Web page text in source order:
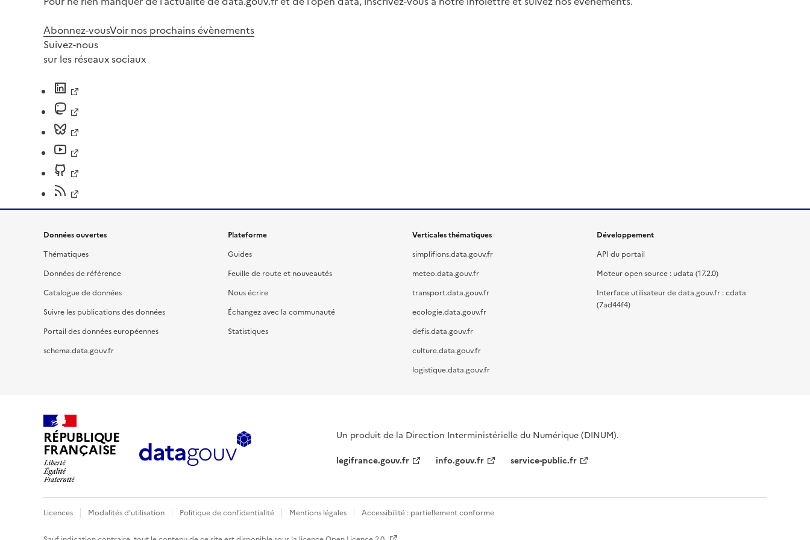
Abonnez-vousVoir nos prochains évènements
Suivez-nous
sur les réseaux sociaux
Données ouvertes
Thématiques
Données de référence
Catalogue de données
Suivre les publications des données
Portail des données européennes
schema.data.gouv.fr
Plateforme
Guides
Feuille de route et nouveautés
Nous écrire
Échangez avec la communauté
Statistiques
Verticales thématiques
simplifions.data.gouv.fr
meteo.data.gouv.fr
transport.data.gouv.fr
ecologie.data.gouv.fr
defis.data.gouv.fr
culture.data.gouv.fr
logistique.data.gouv.fr
Développement
API du portail
Moteur open source : udata (17.2.0)
Interface utilisateur de data.gouv.fr : cdata
(7ad44f4)
RÉPUBLIQUE
FRANÇAISE
Un produit de la Direction Interministérielle du Numérique (DINUM).
legifrance.gouv.fr
info.gouv.fr service-public.fr
Licences Modalités d'utilisation Politique de confidentialité Mentions légales Accessibilité : partiellement conforme